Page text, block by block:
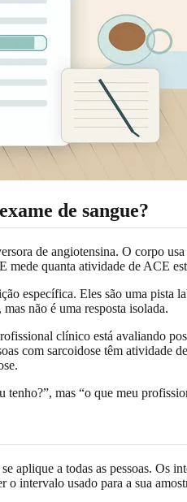
de sangue?
de angiotensina. O corpo
quanta atividade de ACE
específica. Eles são uma pista
não é uma resposta isolada.
clínico está avaliando
com sarcoidose têm
mas “o que meu
aplique a todas as pessoas. Os
intervalo usado para a sua